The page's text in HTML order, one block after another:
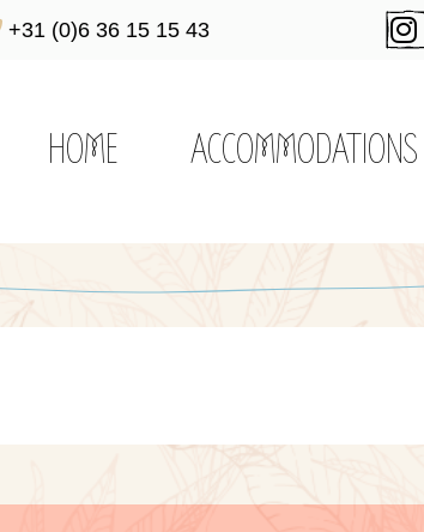
+31 (0)6 36 15 15 43
HOME ACCOMMODATIONS